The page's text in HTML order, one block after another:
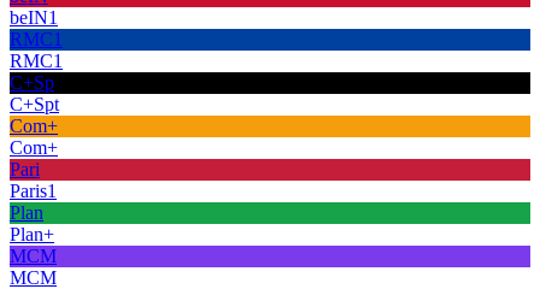
beIN1
RMC1
RMC1
C+Sp
C+Spt
Com+
Com+
Pari
Paris1
Plan
Plan+
MCM
MCM